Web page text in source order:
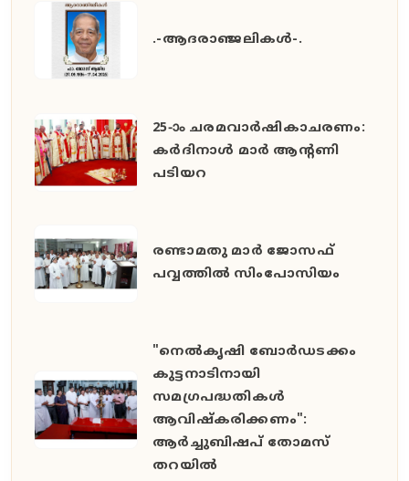
.-ആദരാഞ്ജലികൾ-.
25-ാം ചരമവാർഷികാചരണം:
കർദിനാൾ മാർ ആന്റണി
പടിയറ
രണ്ടാമതു മാർ ജോസഫ്
പവ്വത്തിൽ സിംപോസിയം
"നെൽകൃഷി ബോർഡടക്കം
കുട്ടനാടിനായി
സമഗ്രപദ്ധതികൾ
ആവിഷ്കരിക്കണം":
ആർച്ചുബിഷപ് തോമസ്
തറയിൽ